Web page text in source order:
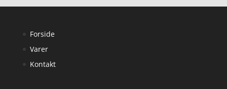
Forside
Varer
Kontakt